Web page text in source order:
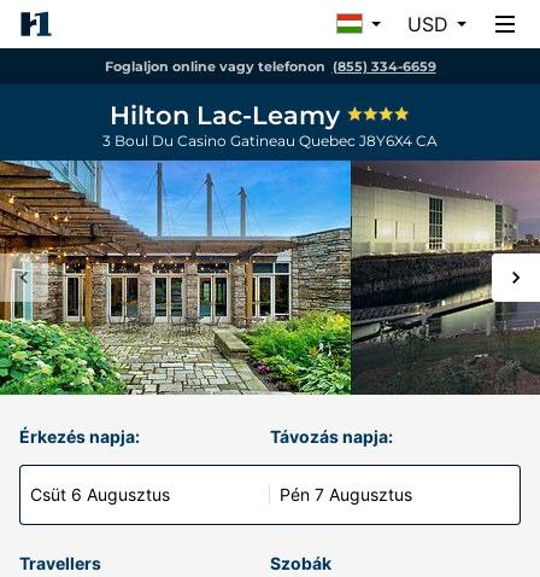
USD
Foglaljon online vagy telefonon (855) 334-6659
Hilton Lac-Leamy
3 Boul Du Casino Gatineau Quebec J8Y6X4 CA
Érkezés napja:
Csüt 6 Augusztus
Távozás napja:
Pén 7 Augusztus
Travellers Szobák